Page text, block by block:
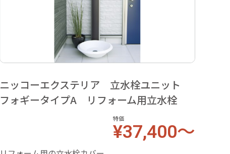
ニッコーエクステリア 立水栓ユニット
フォギータイプA リフォーム用立水栓
特価
¥37,400～